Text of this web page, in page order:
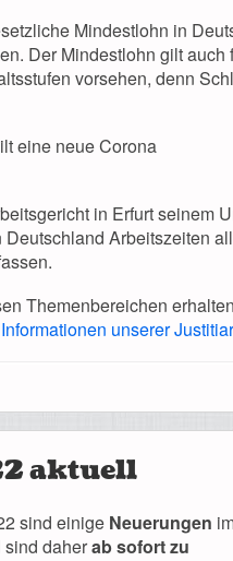
Mindestlohn in
Der Mindestlohn gilt auch
vorsehen, denn
eine neue Corona
in Erfurt seinem
Arbeitszeiten
Themenbereichen
unserer
aktuell
sind einige Neuerungen
sind daherab sofort zu